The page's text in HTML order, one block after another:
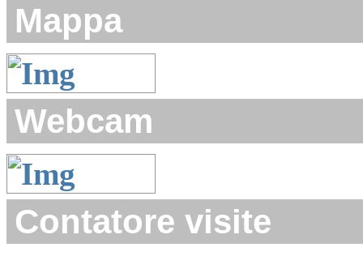
Mappa
Webcam
Contatore visite